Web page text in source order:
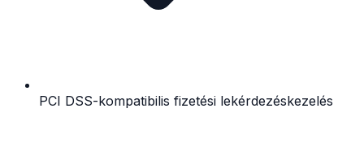
PCI DSS-kompatibilis fizetési lekérdezéskezelés